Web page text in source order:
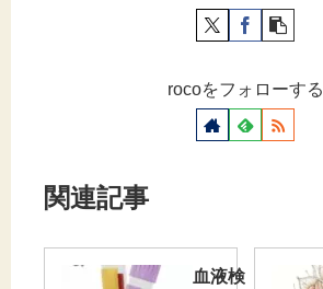
rocoをフォローする
関連記事
血液検